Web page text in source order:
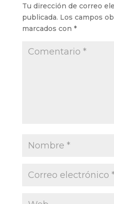
Tu dirección de correo
publicada. Los campos
marcados con *